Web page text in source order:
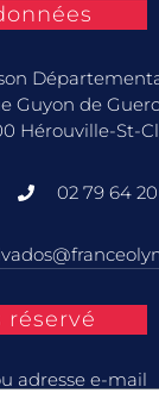
Guyon de
Hérouville-St-
02 79 64
réservé
adresse e-mail